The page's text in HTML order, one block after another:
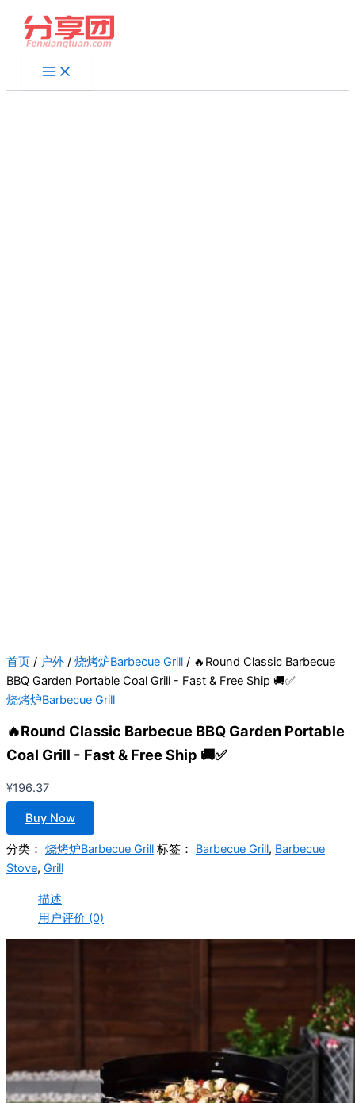
首页 / 户外 / 烧烤炉Barbecue Grill / 🔥Round Classic Barbecue
BBQ Garden Portable Coal Grill - Fast & Free Ship 🚚✅
烧烤炉Barbecue Grill
🔥Round Classic Barbecue BBQ Garden Portable
Coal Grill - Fast & Free Ship 🚚✅
¥196.37
Buy Now
分类： 烧烤炉Barbecue Grill 标签： Barbecue Grill, Barbecue
Stove, Grill
描述
用户评价 (0)